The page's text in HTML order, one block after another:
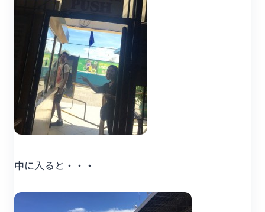
中に入ると・・・